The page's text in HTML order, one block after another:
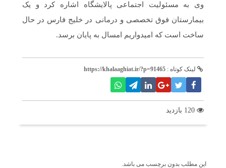
وی به مسئولیت اجتماعی پالایشگاه اشاره کرد و یک
بیمارستان فوق تخصصی و درمانی در خلیج فارس در حال
ساخت است که امیدواریم امسال به پایان برسد.
لینک کوتاه : https://khalaaghiat.ir/?p=91465
این مطلب بدون برچسب می باشد.